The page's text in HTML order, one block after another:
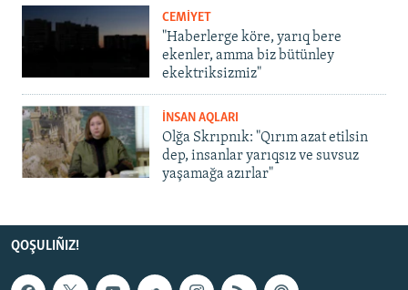
CEMİYET
"Haberlerge köre, yarıq bere
ekenler, amma biz bütünley
ekektriksizmiz"
İNSAN AQLARI
Olğa Skrıpnık: "Qırım azat etilsin
dep, insanlar yarıqsız ve suvsuz
yaşamağa azırlar"
QOŞULIÑIZ!